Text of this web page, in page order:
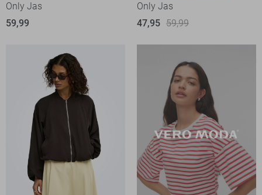
Only Jas
59,99
Only Jas
47,95 59,99